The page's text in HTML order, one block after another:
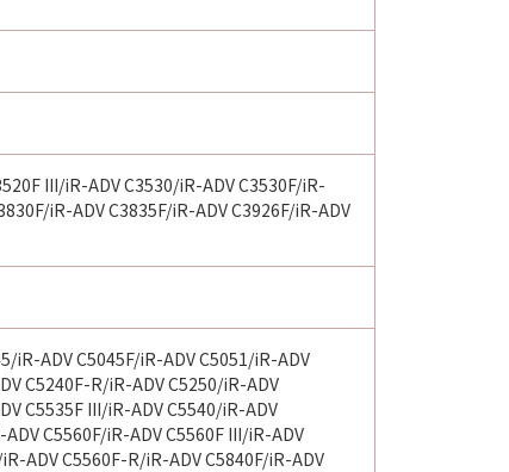
は完全に有効に存続するものと
III/iR-ADV C3530/iR-ADV C3530F/iR-
iR-ADV C3835F/iR-ADV C3926F/iR-ADV
iR-ADV C5045F/iR-ADV C5051/iR-ADV
C5240F-R/iR-ADV C5250/iR-ADV
C5535F III/iR-ADV C5540/iR-ADV
C5560F/iR-ADV C5560F III/iR-ADV
ADV C5560F-R/iR-ADV C5840F/iR-ADV